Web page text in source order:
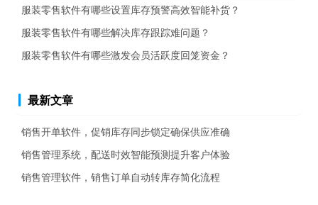
服装零售软件有哪些设置库存预警高效智能补货？
服装零售软件有哪些解决库存跟踪难问题？
服装零售软件有哪些激发会员活跃度回笼资金？
最新文章
销售开单软件，促销库存同步锁定确保供应准确
销售管理系统，配送时效智能预测提升客户体验
销售管理软件，销售订单自动转库存简化流程